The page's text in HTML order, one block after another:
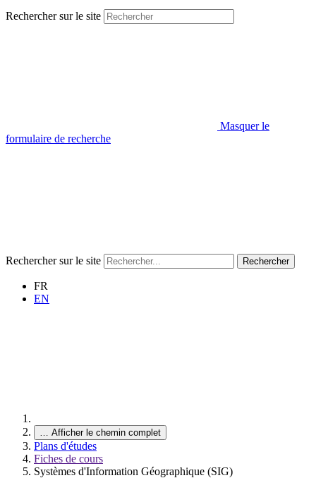
Rechercher sur le site
Masquer le
formulaire de recherche
Rechercher sur le site Rechercher
FR
EN
… Afficher le chemin complet
Plans d'études
Fiches de cours
Systèmes d'Information Géographique (SIG)